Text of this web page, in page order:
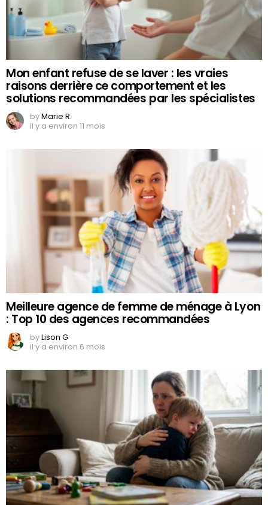
Mon enfant refuse de se laver : les vraies
raisons derrière ce comportement et les
solutions recommandées par les spécialistes
byMarie R.
il y a environ 11 mois
Meilleure agence de femme de ménage à Lyon
: Top 10 des agences recommandées
byLison G
il y a environ 6 mois